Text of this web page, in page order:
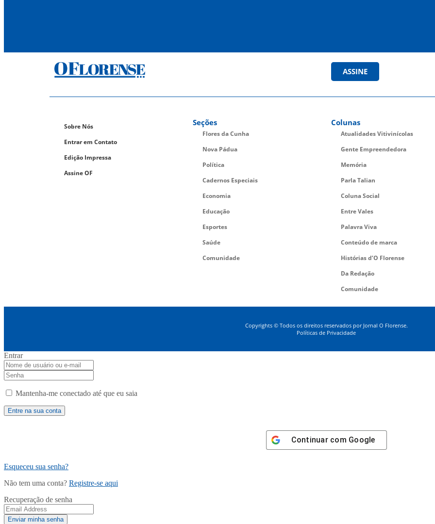
ASSINE
Sobre Nós
Entrar em Contato
Edição Impressa
Assine OF
Seções
Flores da Cunha
Nova Pádua
Política
Cadernos Especiais
Economia
Educação
Esportes
Saúde
Comunidade
Colunas
Atualidades Vitivinícolas
Gente Empreendedora
Memória
Parla Talian
Coluna Social
Entre Vales
Palavra Viva
Conteúdo de marca
Histórias d’O Florense
Da Redação
Comunidade
Copyrights © Todos os direitos reservados por Jornal O Florense.
Políticas de Privacidade
Entrar
Mantenha-me conectado até que eu saia
Continuar com Google
Esqueceu sua senha?
Não tem uma conta? Registre-se aqui
Recuperação de senha